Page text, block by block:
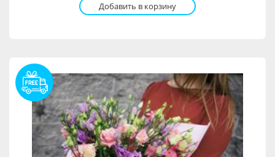
Добавить в корзину